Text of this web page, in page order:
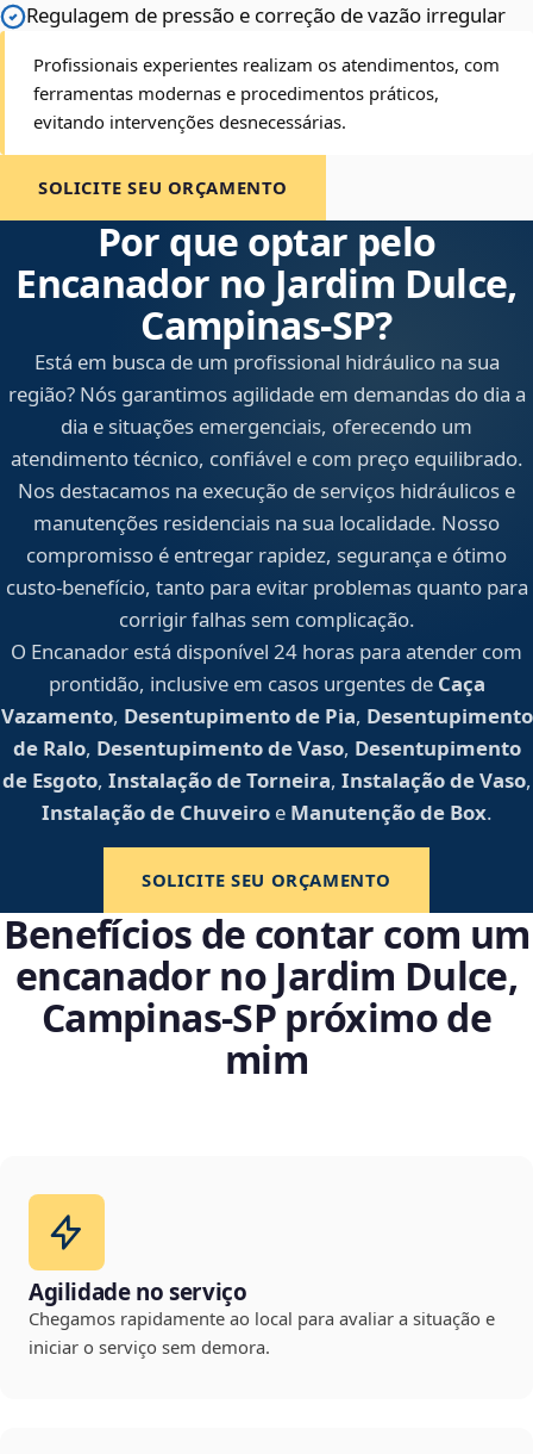
Regulagem de pressão e correção de vazão irregular
Profissionais experientes realizam os atendimentos, com
ferramentas modernas e procedimentos práticos,
evitando intervenções desnecessárias.
SOLICITE SEU ORÇAMENTO
Por que optar pelo
Encanador no Jardim Dulce,
Campinas‑SP?
Está em busca de um profissional hidráulico na sua
região? Nós garantimos agilidade em demandas do dia a
dia e situações emergenciais, oferecendo um
atendimento técnico, confiável e com preço equilibrado.
Nos destacamos na execução de serviços hidráulicos e
manutenções residenciais na sua localidade. Nosso
compromisso é entregar rapidez, segurança e ótimo
custo-benefício, tanto para evitar problemas quanto para
corrigir falhas sem complicação.
O Encanador está disponível 24 horas para atender com
prontidão, inclusive em casos urgentes de Caça
Vazamento, Desentupimento de Pia, Desentupimento
de Ralo, Desentupimento de Vaso, Desentupimento
de Esgoto, Instalação de Torneira, Instalação de Vaso,
Instalação de Chuveiroe Manutenção de Box.
SOLICITE SEU ORÇAMENTO
Benefícios de contar com um
encanador no Jardim Dulce,
Campinas‑SP próximo de
mim
Agilidade no serviço
Chegamos rapidamente ao local para avaliar a situação e
iniciar o serviço sem demora.